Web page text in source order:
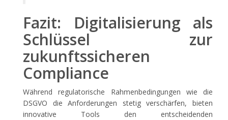
Fazit: Digitalisierung als
Schlüssel zur
zukunftssicheren
Compliance
Während regulatorische Rahmenbedingungen wie die
DSGVO die Anforderungen stetig verschärfen, bieten
innovative Tools den entscheidenden